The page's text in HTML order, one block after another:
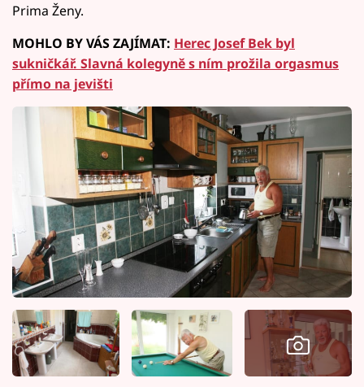
Prima Ženy.
MOHLO BY VÁS ZAJÍMAT: Herec Josef Bek byl
sukničkář. Slavná kolegyně s ním prožila orgasmus
přímo na jevišti